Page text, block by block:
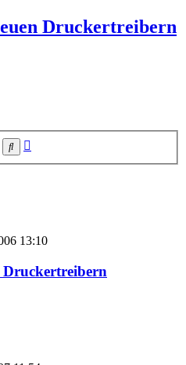
Druckertreibern
Suche
13:10